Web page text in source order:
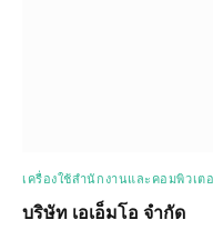
เครื่องใช้สำนักงานและคอมพิวเต
บริษัท เอเอ็มโอ จำกัด